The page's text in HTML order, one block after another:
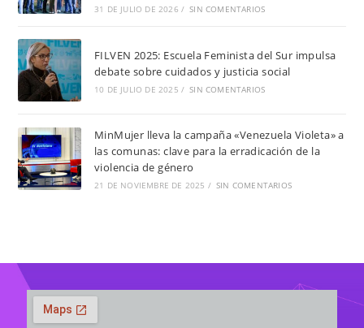
31 DE JULIO DE 2026 / SIN COMENTARIOS
FILVEN 2025: Escuela Feminista del Sur impulsa
debate sobre cuidados y justicia social
10 DE JULIO DE 2025 / SIN COMENTARIOS
MinMujer lleva la campaña «Venezuela Violeta» a
las comunas: clave para la erradicación de la
violencia de género
21 DE NOVIEMBRE DE 2025 / SIN COMENTARIOS